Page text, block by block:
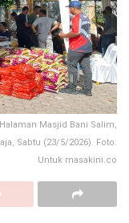
Masjid Bani Salim,
Sabtu (23/5/2026). Foto:
Untuk masakini.co